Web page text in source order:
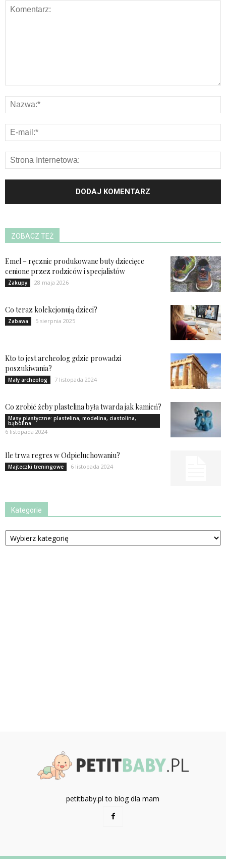
ZOBACZ TEŻ
Emel – ręcznie produkowane buty dziecięce
cenione przez rodziców i specjalistów
Zakupy 28 maja 2026
Co teraz kolekcjonują dzieci?
Zabawa 5 sierpnia 2025
Kto to jest archeolog gdzie prowadzi
poszukiwania?
Mały archeolog 7 listopada 2024
Co zrobić żeby plastelina była twarda jak kamień?
Masy plastyczne: plastelina, modelina, ciastolina,
bąbolina
6 listopada 2024
Ile trwa regres w Odpieluchowaniu?
Majteczki treningowe 6 listopada 2024
Kategorie
Kategorie
petitbaby.pl to blog dla mam